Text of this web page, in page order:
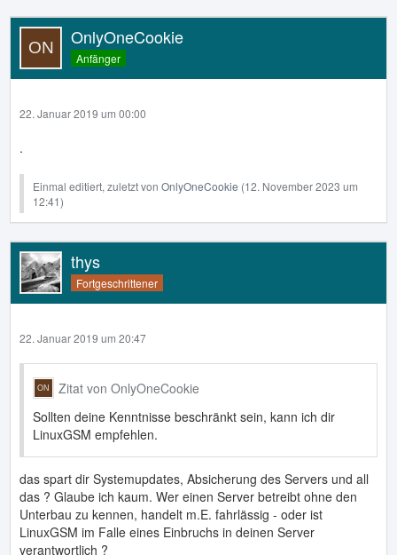
OnlyOneCookie
Anfänger
22. Januar 2019 um 00:00
.
Einmal editiert, zuletzt von OnlyOneCookie (12. November 2023 um
12:41)
thys
Fortgeschrittener
22. Januar 2019 um 20:47
Zitat von OnlyOneCookie
Sollten deine Kenntnisse beschränkt sein, kann ich dir
LinuxGSM empfehlen.
das spart dir Systemupdates, Absicherung des Servers und all
das ? Glaube ich kaum. Wer einen Server betreibt ohne den
Unterbau zu kennen, handelt m.E. fahrlässig - oder ist
LinuxGSM im Falle eines Einbruchs in deinen Server
verantwortlich ?